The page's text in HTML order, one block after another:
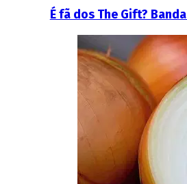
É fã dos The Gift?